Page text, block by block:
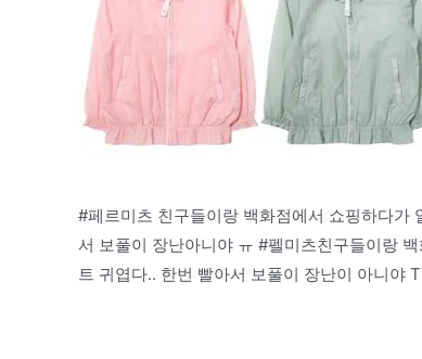
#페르미츠 친구들이랑 백화점에서 쇼핑하다가
서 보풀이 장난아니야 ㅠ #펠미츠친구들이랑
트 귀엽다.. 한번 빨아서 보풀이 장난이 아니야